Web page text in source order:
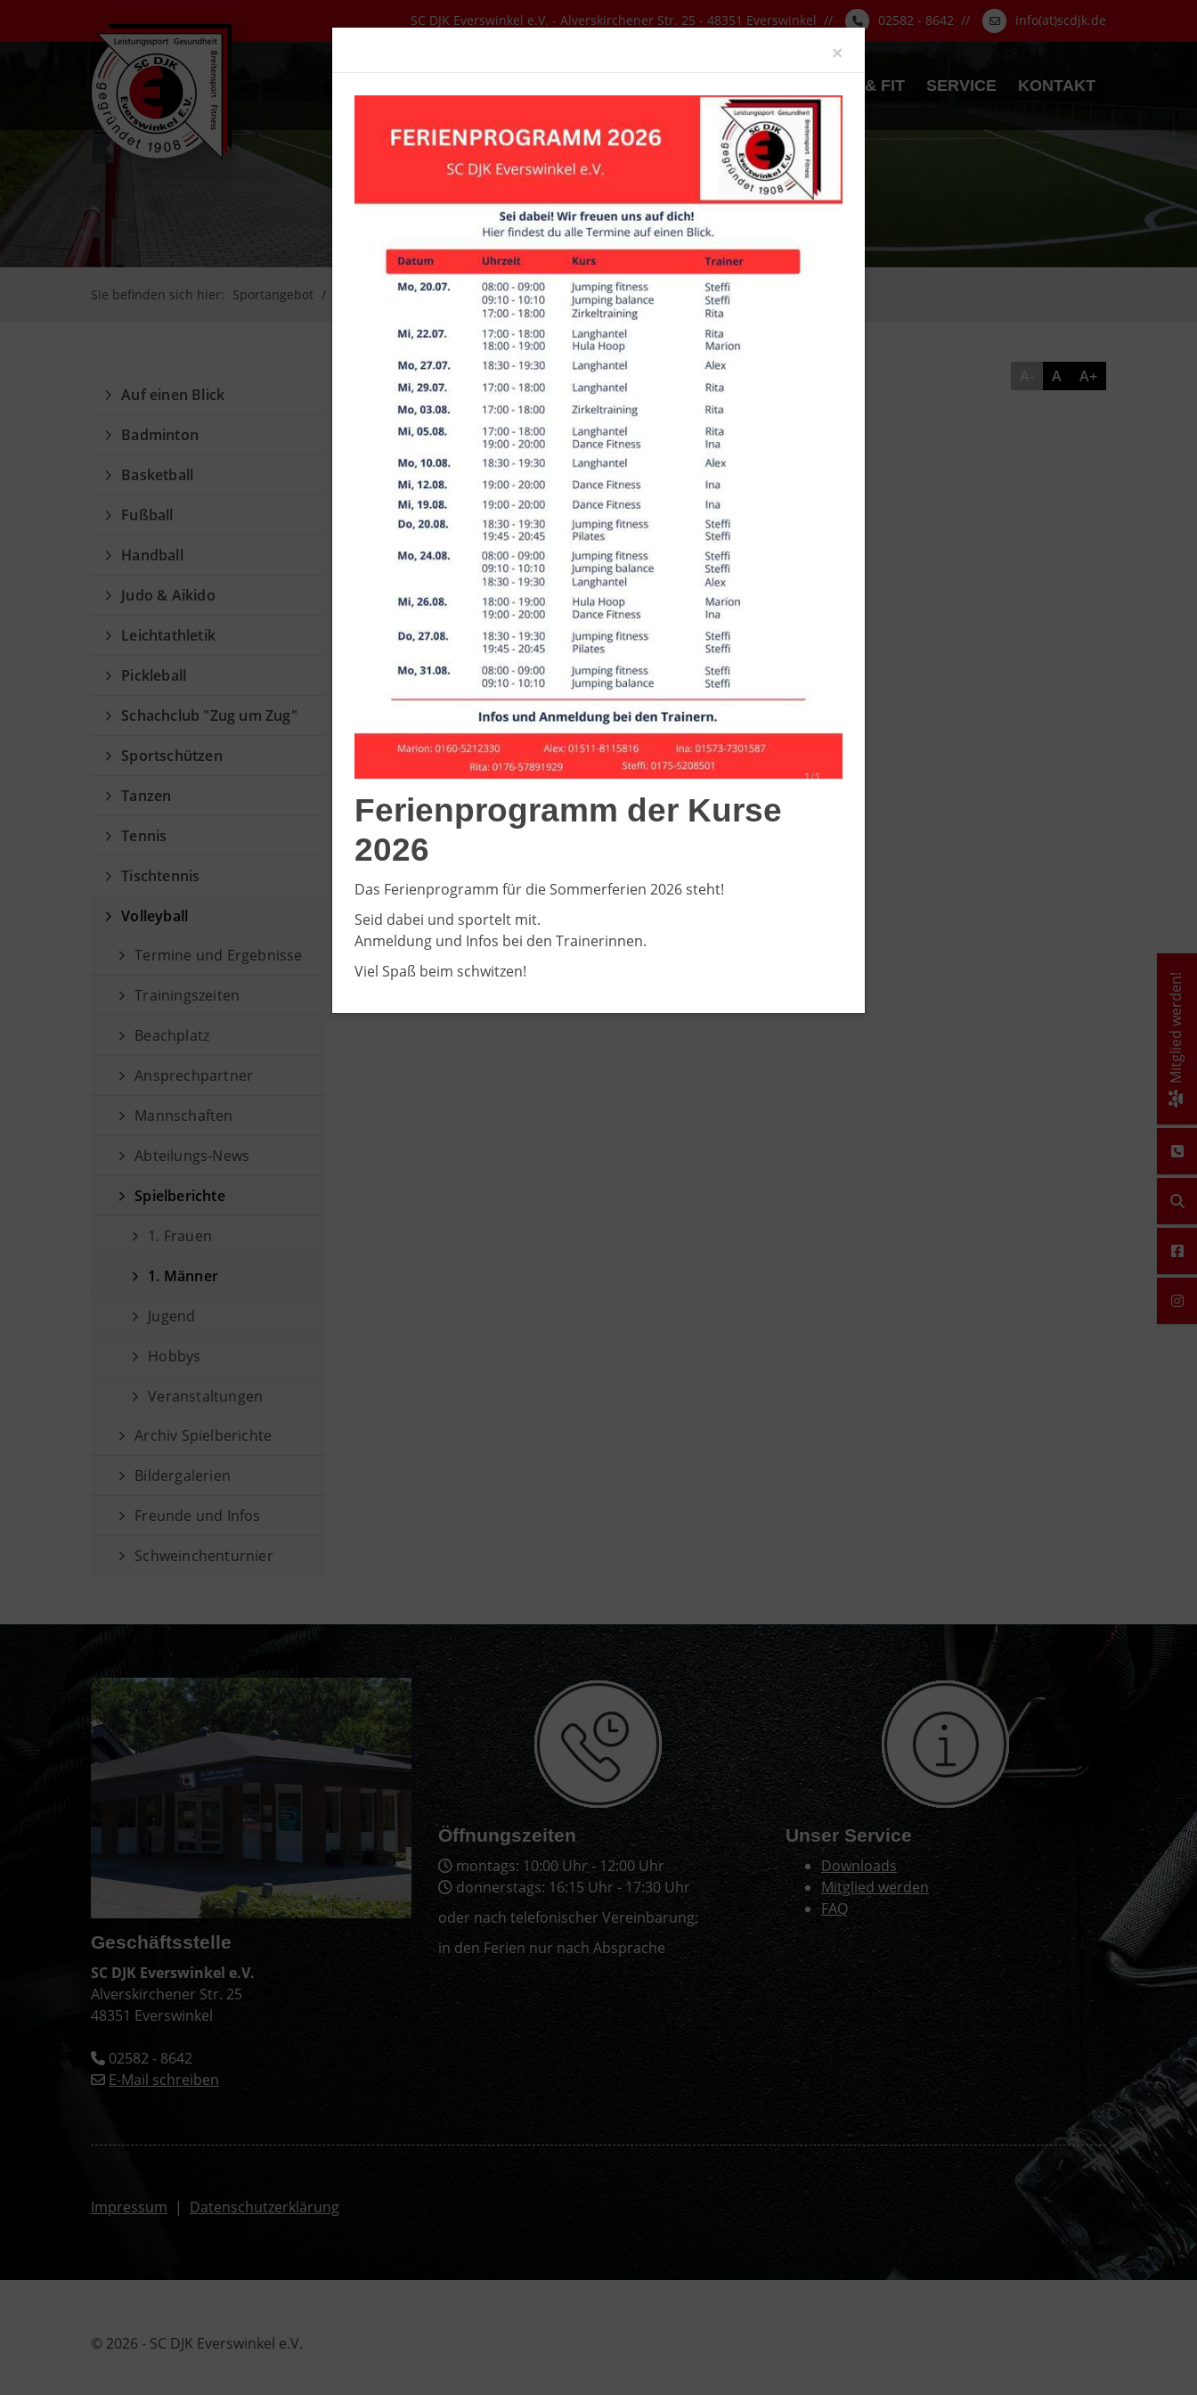
SC DJK Everswinkel e.V. - Alverskirchener Str. 25 - 48351 Everswinkel // 02582 - 8642 // info(at)scdjk.de
GESUND & FIT SERVICE KONTAKT
Sie befinden sich hier: Sportangebot Spielberichte 1. Männer Saison 2022
A
A+
Auf einen Blick
Badminton
Basketball
Fußball
Handball
Judo & Aikido
Leichtathletik
Pickleball
Schachclub "Zug um Zug"
Sportschützen
Tanzen
Tennis
Tischtennis
Volleyball
Termine und Ergebnisse
Trainingszeiten
Beachplatz
Ansprechpartner
Mannschaften
Abteilungs-News
Spielberichte
1. Frauen
1. Männer
Jugend
Hobbys
Veranstaltungen
Archiv Spielberichte
Bildergalerien
Freunde und Infos
Schweinchenturnier
Geschäftsstelle
SC DJK Everswinkel e.V.
Alverskirchener Str. 25
48351 Everswinkel
02582 - 8642
E-Mail schreiben
Öffnungszeiten
montags: 10:00 Uhr - 12:00 Uhr
donnerstags: 16:15 Uhr - 17:30 Uhr
oder nach telefonischer Vereinbarung;
in den Ferien nur nach Absprache
Unser Service
Downloads
Mitglied werden
FAQ
Impressum | Datenschutzerklärung
© 2026 - SC DJK Everswinkel e.V.
Mitglied werden!
×
Ferienprogramm der Kurse
2026
Das Ferienprogramm für die Sommerferien 2026 steht!
Seid dabei und sportelt mit.
Anmeldung und Infos bei den Trainerinnen.
Viel Spaß beim schwitzen!